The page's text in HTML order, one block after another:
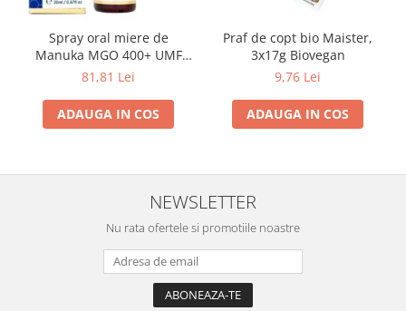
Spray oral miere de
Manuka MGO 400+ UMF
13+ cu Propolis (20ml)
81,81 Lei
ADAUGA IN COS
Praf de copt bio Maister,
3x17g Biovegan
9,76 Lei
ADAUGA IN COS
NEWSLETTER
Nu rata ofertele si promotiile noastre